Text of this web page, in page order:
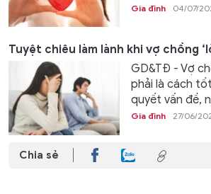
Gia đình 04/07/
Tuyệt chiêu làm lành khi vợ chồng
GD&TĐ - Vợ
phải là cách
quyết vấn đề,
Gia đình 27/06/
Chia sẻ